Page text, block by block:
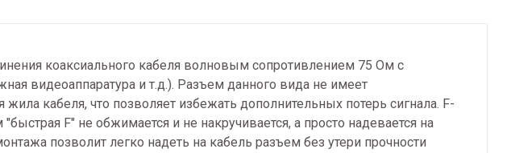
коаксиального кабеля волновым сопротивлением 75 Ом с
видеоаппаратура и т.д.). Разъем данного вида не имеет
кабеля, что позволяет избежать дополнительных потерь сигнала. F-
F" не обжимается и не накручивается, а просто надевается на
позволит легко надеть на кабель разъем без утери прочности